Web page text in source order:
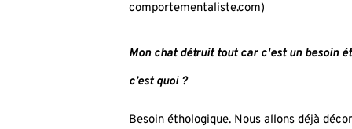
comportementaliste.com)
Mon chat détruit tout car c'est un besoin
c’est quoi ?
Besoin éthologique. Nous allons déjà